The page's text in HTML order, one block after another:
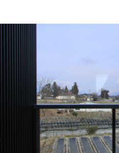
建築予定地
専門家の都合により、資料
閉
閉